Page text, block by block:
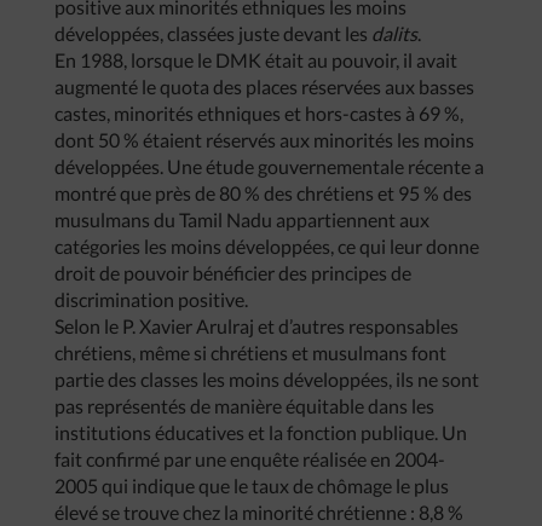
positive aux minorités ethniques les moins
développées, classées juste devant les dalits.
En 1988, lorsque le DMK était au pouvoir, il avait
augmenté le quota des places réservées aux basses
castes, minorités ethniques et hors-castes à 69 %,
dont 50 % étaient réservés aux minorités les moins
développées. Une étude gouvernementale récente a
montré que près de 80 % des chrétiens et 95 % des
musulmans du Tamil Nadu appartiennent aux
catégories les moins développées, ce qui leur donne
droit de pouvoir bénéficier des principes de
discrimination positive.
Selon le P. Xavier Arulraj et d’autres responsables
chrétiens, même si chrétiens et musulmans font
partie des classes les moins développées, ils ne sont
pas représentés de manière équitable dans les
institutions éducatives et la fonction publique. Un
fait confirmé par une enquête réalisée en 2004-
2005 qui indique que le taux de chômage le plus
élevé se trouve chez la minorité chrétienne : 8,8 %